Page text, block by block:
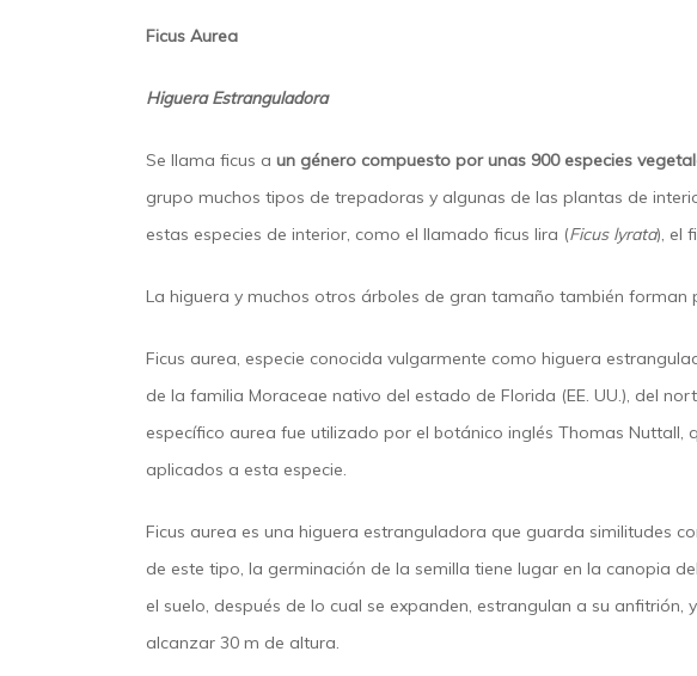
Ficus Aurea
Higuera Estranguladora
Se llama ficus a un género compuesto por unas 900 especies
grupo muchos tipos de trepadoras y algunas de las plantas de
estas especies de interior, como el llamado ficus lira (Ficus lyrata), el
La higuera y muchos otros árboles de gran tamaño también forman
Ficus aurea, especie conocida vulgarmente como higuera
de la familia Moraceae nativo del estado de Florida (EE. UU.), del
específico aurea fue utilizado por el botánico inglés Thomas Nuttall,
aplicados a esta especie.
Ficus aurea es una higuera estranguladora que guarda similitudes
de este tipo, la germinación de la semilla tiene lugar en la canopia
el suelo, después de lo cual se expanden, estrangulan a su
alcanzar 30 m de altura.